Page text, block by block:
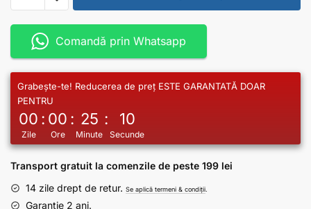
Comandă prin Whatsapp
Grabește-te! Reducerea de preț ESTE GARANTATĂ DOAR
PENTRU
00
Zile
: 00
Ore
: 25
Minute
: 09
Secunde
Transport gratuit la comenzile de peste 199 lei
14 zile drept de retur. Se aplică termeni & condiții
Garanție 2 ani.